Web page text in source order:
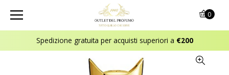
Spedizione gratuita per acquisti superiori a €200
0